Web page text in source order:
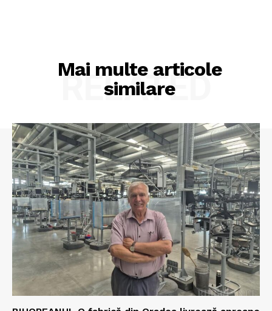
Mai multe articole
similare
RELATED